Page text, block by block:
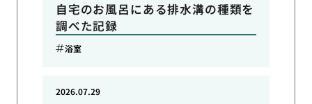
自宅のお風呂にある排水溝の種類を
調べた記録
浴室
2026.07.29